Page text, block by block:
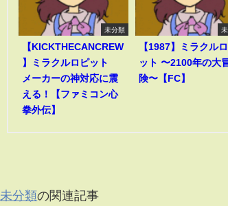
未分類
【KICKTHECANCREW
】ミラクルロピット
メーカーの神対応に震
える！【ファミコン心
拳外伝】
【1987】ミラクル
ット 〜2100年の大
険〜【FC】
未分類の関連記事